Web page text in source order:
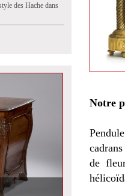
des Hache dans
vente aux enchères à
Notre
de